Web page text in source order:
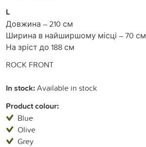
L
Довжина – 210 см
Ширина в найширшому місці – 70 см
На зріст до 188 см
ROCK FRONT
In stock:Available in stock
Product colour:
Blue
Olive
Grey